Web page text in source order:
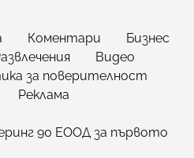
Коментари
Бизнес
Видео
за поверителност
Реклама
90 ЕООД за първото